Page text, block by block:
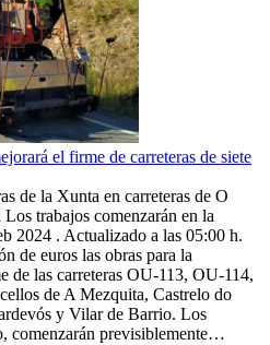
el firme de carreteras de siete
de la Xunta en carreteras de O
trabajos comenzarán en la
2024 . Actualizado a las 05:00 h.
de euros las obras para la
de las carreteras OU-113, OU-114,
de A Mezquita, Castrelo do
y Vilar de Barrio. Los
comenzarán previsiblemente…